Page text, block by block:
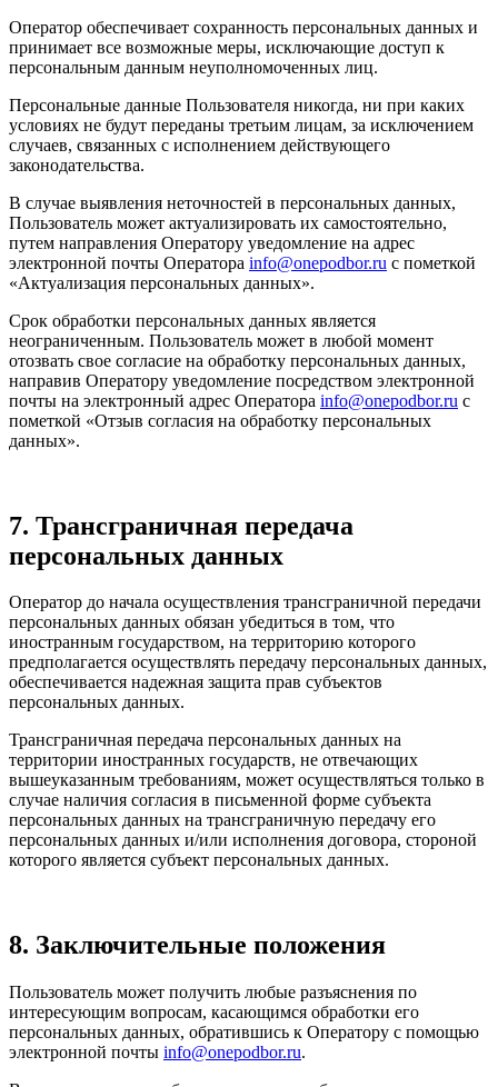
Оператор обеспечивает сохранность персональных данных и
принимает все возможные меры, исключающие доступ к
персональным данным неуполномоченных лиц.
Персональные данные Пользователя никогда, ни при каких
условиях не будут переданы третьим лицам, за исключением
случаев, связанных с исполнением действующего
законодательства.
В случае выявления неточностей в персональных данных,
Пользователь может актуализировать их самостоятельно,
путем направления Оператору уведомление на адрес
электронной почты Оператора info@onepodbor.ru с пометкой
«Актуализация персональных данных».
Срок обработки персональных данных является
неограниченным. Пользователь может в любой момент
отозвать свое согласие на обработку персональных данных,
направив Оператору уведомление посредством электронной
почты на электронный адрес Оператора info@onepodbor.ru с
пометкой «Отзыв согласия на обработку персональных
данных».
7. Трансграничная передача
персональных данных
Оператор до начала осуществления трансграничной передачи
персональных данных обязан убедиться в том, что
иностранным государством, на территорию которого
предполагается осуществлять передачу персональных данных,
обеспечивается надежная защита прав субъектов
персональных данных.
Трансграничная передача персональных данных на
территории иностранных государств, не отвечающих
вышеуказанным требованиям, может осуществляться только в
случае наличия согласия в письменной форме субъекта
персональных данных на трансграничную передачу его
персональных данных и/или исполнения договора, стороной
которого является субъект персональных данных.
8. Заключительные положения
Пользователь может получить любые разъяснения по
интересующим вопросам, касающимся обработки его
персональных данных, обратившись к Оператору с помощью
электронной почты info@onepodbor.ru.